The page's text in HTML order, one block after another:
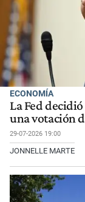
ECONOMÍA
La Fed
una votación
29-07-2026 19:00
JONNELLE MARTE